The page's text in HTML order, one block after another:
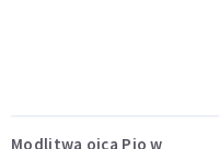
Modlitwa ojca Pio w